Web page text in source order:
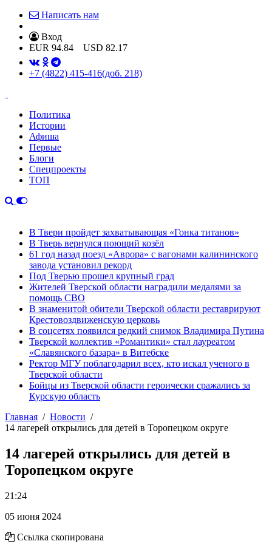
Написать нам
Вход
EUR 94.84 USD 82.17
+7 (4822) 415-416(доб. 218)
Политика
Истории
Афиша
Первые
Блоги
Спецпроекты
ТОП
В Твери пройдет захватывающая «Гонка титанов»
В Тверь вернулся поющий козёл
61 год назад поезд «Аврора» с вагонами калининского
завода установил рекорд
Под Тверью прошел крупный град
Жителей Тверской области наградили медалями за
помощь СВО
В знаменитой обители Тверской области реставрируют
Крестовоздвиженскую церковь
В соцсетях появился редкий снимок Владимира Путина
Тверской коллектив «Романтики» стал лауреатом
«Славянского базара» в Витебске
Ректор МГУ поблагодарил всех, кто искал ученого в
Тверской области
Бойцы из Тверской области героически сражались за
Курскую область
Главная
Новости
14 лагерей открылись для детей в Торопецком округе
14 лагерей открылись для детей в
Торопецком округе
21:24
05 июня 2024
Ссылка скопирована